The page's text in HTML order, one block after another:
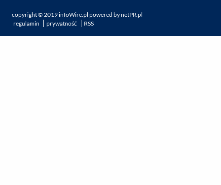
copyright ©2019infoWire.pl powered bynetPR.pl
regulamin
prywatność RSS